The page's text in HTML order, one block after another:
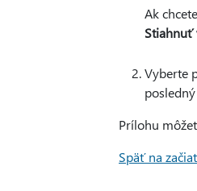
Ak
Stiahnuť
Vyberte
Prílohu
Späť na